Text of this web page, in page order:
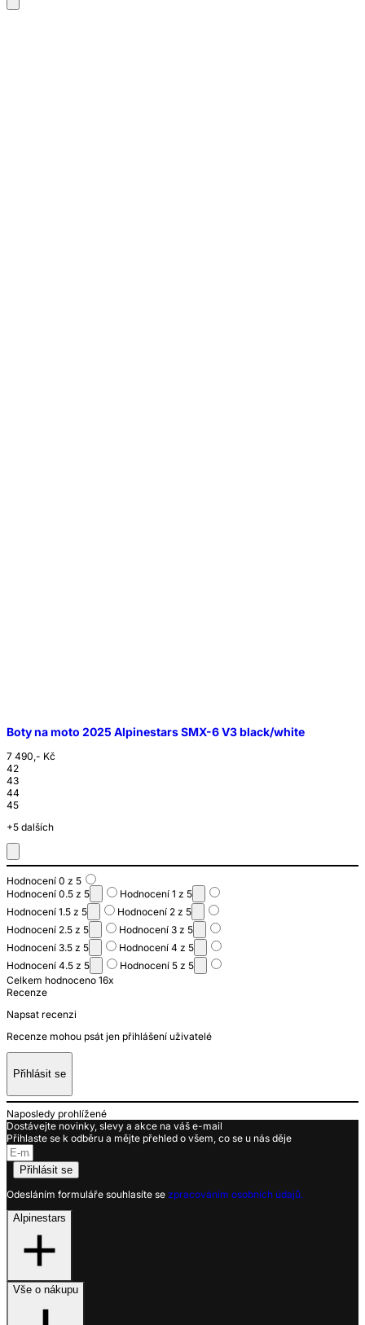
Boty na moto 2025 Alpinestars SMX-6 V3 black/white
7 490,- Kč
42
43
44
45
+5 dalších
Hodnocení 0 z 5
Hodnocení 0.5 z 5
Hodnocení 1 z 5
Hodnocení 1.5 z 5
Hodnocení 2 z 5
Hodnocení 2.5 z 5
Hodnocení 3 z 5
Hodnocení 3.5 z 5
Hodnocení 4 z 5
Hodnocení 4.5 z 5
Hodnocení 5 z 5
Celkem hodnoceno 16x
Recenze
Napsat recenzi
Recenze mohou psát jen přihlášení uživatelé
Přihlásit se
Naposledy prohlížené
Dostávejte novinky, slevy a akce na váš e-mail
Přihlaste se k odběru a mějte přehled o všem, co se u nás děje
Přihlásit se
Odesláním formuláře souhlasíte se zpracováním osobních údajů.
Alpinestars
Vše o nákupu